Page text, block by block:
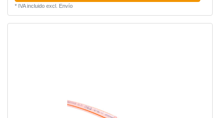
* IVA incluidoexcl. Envío